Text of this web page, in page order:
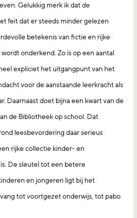
Gelukkig merk ik dat de
feit dat er steeds minder gelezen
betekenis van fictie en rijke
onderkend. Zo is op een aantal
expliciet het uitgangpunt van het
voor de aanstaande leerkracht als
Daarnaast doet bijna een kwart van de
de Bibliotheek op school. Dat
leesbevordering daar serieus
rijke collectie kinder- en
De sleutel tot een betere
en jongeren ligt bij het
tot voortgezet onderwijs, tot pabo